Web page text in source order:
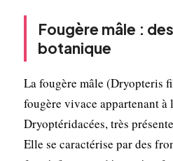
Fougère mâle :
botanique
La fougère mâle (Dryopteris
fougère vivace appartenant à
Dryoptéridacées, très
Elle se caractérise par des